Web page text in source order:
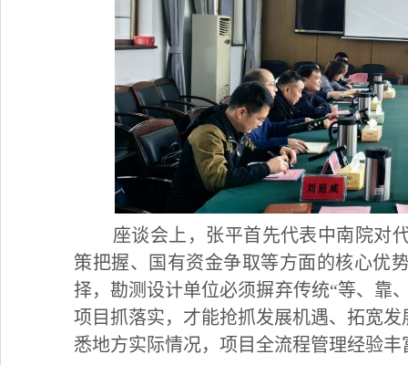
座谈会上，张平首先代表中南院对
策把握、国有资金争取等方面的核心优
择，勘测设计单位必须摒弃传统“等、靠
项目抓落实，才能抢抓发展机遇、拓宽
悉地方实际情况，项目全流程管理经验